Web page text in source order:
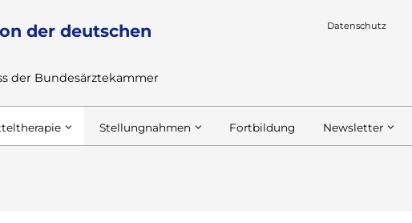
der deutschen
der Bundesärztekammer
Datenschutz
Stellungnahmen Fortbildung Newsletter